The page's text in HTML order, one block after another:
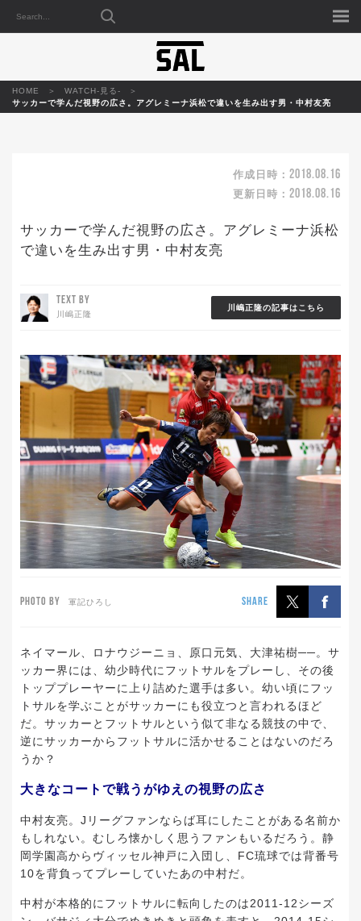
HOME
WATCH-見る-
サッカーで学んだ視野の広さ。アグレミーナ浜松で違いを生み出す男・中村友亮
作成日時： 2018.08.16
更新日時： 2018.08.16
サッカーで学んだ視野の広さ。アグレミーナ浜松
で違いを生み出す男・中村友亮
TEXT BY
川嶋正隆
川嶋正隆の記事はこちら
PHOTO BY 軍記ひろし SHARE
ネイマール、ロナウジーニョ、原口元気、大津祐樹──。サ
ッカー界には、幼少時代にフットサルをプレーし、その後
トッププレーヤーに上り詰めた選手は多い。幼い頃にフッ
トサルを学ぶことがサッカーにも役立つと言われるほど
だ。サッカーとフットサルという似て非なる競技の中で、
逆にサッカーからフットサルに活かせることはないのだろ
うか？
大きなコートで戦うがゆえの視野の広さ
中村友亮。Jリーグファンならば耳にしたことがある名前か
もしれない。むしろ懐かしく思うファンもいるだろう。静
岡学園高からヴィッセル神戸に入団し、FC琉球では背番号
10を背負ってプレーしていたあの中村だ。
中村が本格的にフットサルに転向したのは2011-12シーズ